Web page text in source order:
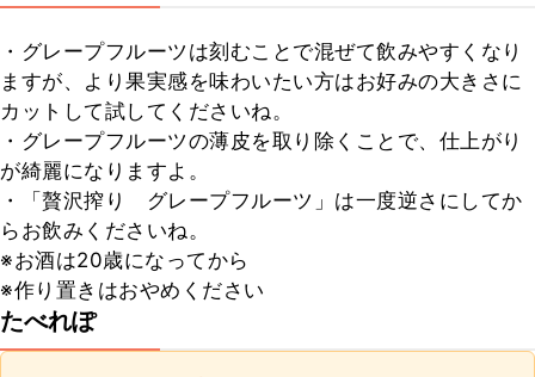
・グレープフルーツは刻むことで混ぜて飲みやすくなり
ますが、より果実感を味わいたい方はお好みの大きさに
カットして試してくださいね。
・グレープフルーツの薄皮を取り除くことで、仕上がり
が綺麗になりますよ。
・「贅沢搾り　グレープフルーツ」は一度逆さにしてか
らお飲みくださいね。
※お酒は20歳になってから
※作り置きはおやめください
たべれぽ